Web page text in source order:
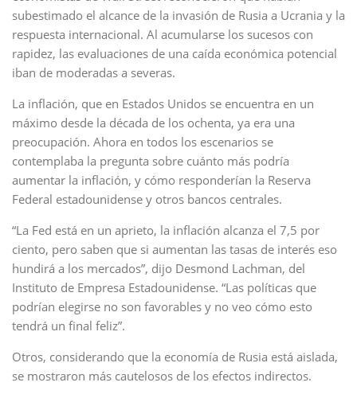
subestimado el alcance de la invasión de Rusia a Ucrania y la
respuesta internacional. Al acumularse los sucesos con
rapidez, las evaluaciones de una caída económica potencial
iban de moderadas a severas.
La inflación, que en Estados Unidos se encuentra en un
máximo desde la década de los ochenta, ya era una
preocupación. Ahora en todos los escenarios se
contemplaba la pregunta sobre cuánto más podría
aumentar la inflación, y cómo responderían la Reserva
Federal estadounidense y otros bancos centrales.
“La Fed está en un aprieto, la inflación alcanza el 7,5 por
ciento, pero saben que si aumentan las tasas de interés eso
hundirá a los mercados”, dijo Desmond Lachman, del
Instituto de Empresa Estadounidense. “Las políticas que
podrían elegirse no son favorables y no veo cómo esto
tendrá un final feliz”.
Otros, considerando que la economía de Rusia está aislada,
se mostraron más cautelosos de los efectos indirectos.